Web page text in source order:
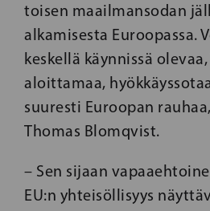
toisen maailmansodan
alkamisesta Euroopassa.
keskellä käynnissä
aloittamaa,
suuresti Euroopan
Thomas Blomqvist.
– Sen sijaan
EU:n yhteisöllisyys